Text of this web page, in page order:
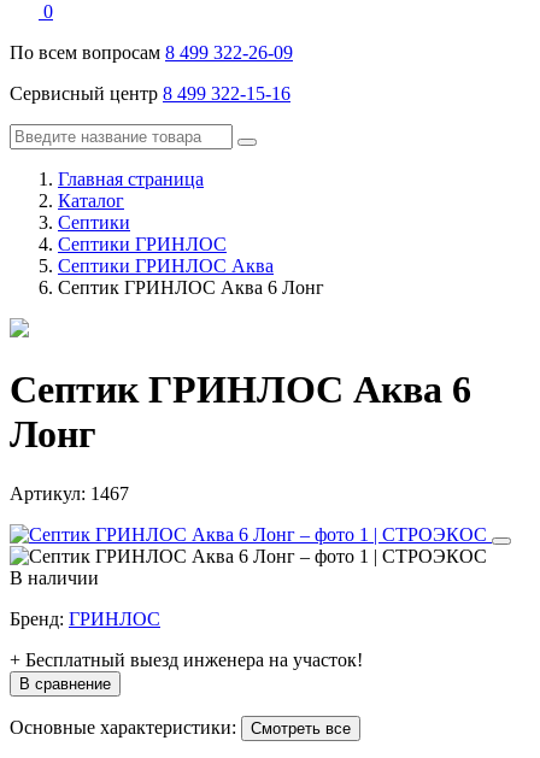
0
По всем вопросам 8 499 322-26-09
Сервисный центр 8 499 322-15-16
Главная страница
Каталог
Септики
Септики ГРИНЛОС
Септики ГРИНЛОС Аква
Септик ГРИНЛОС Аква 6 Лонг
Септик ГРИНЛОС Аква 6
Лонг
Артикул: 1467
В наличии
Бренд: ГРИНЛОС
+ Бесплатный выезд инженера на участок!
В сравнение
Основные характеристики: Смотреть все